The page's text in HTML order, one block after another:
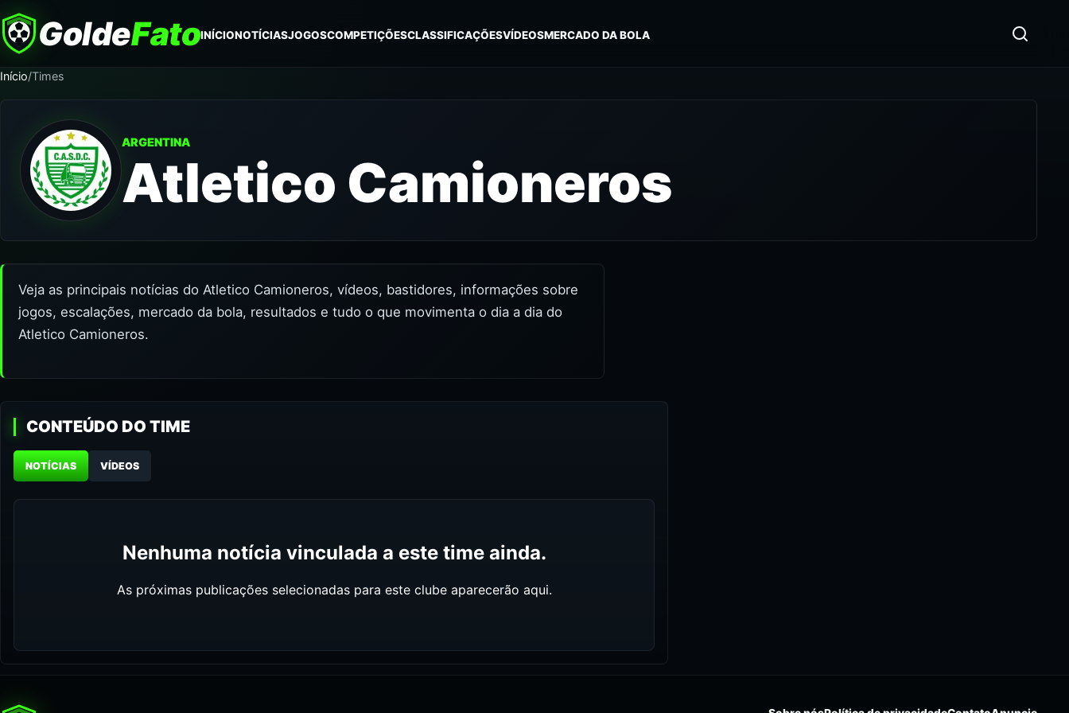
GoldeFatoINÍCIONOTÍCIASJOGOSCOMPETIÇÕESCLASSIFICAÇÕESVÍDEOSMERCADO DA BOLA
Início/Times
ARGENTINA
Atletico Camioneros
Veja as principais notícias do Atletico Camioneros, vídeos, bastidores, informações sobre
jogos, escalações, mercado da bola, resultados e tudo o que movimenta o dia a dia do
Atletico Camioneros.
CONTEÚDO DO TIME
NOTÍCIAS VÍDEOS
Nenhuma notícia vinculada a este time ainda.
As próximas publicações selecionadas para este clube aparecerão aqui.